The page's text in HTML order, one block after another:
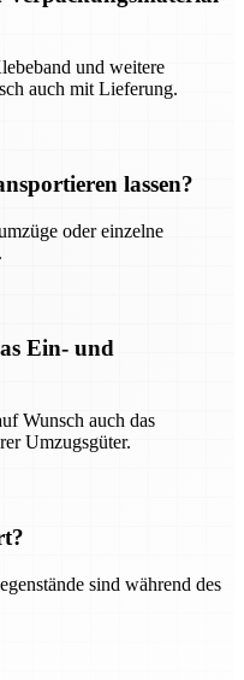
und weitere
auch mit Lieferung.
lassen?
oder einzelne
Ein- und
Wunsch auch das
Umzugsgüter.
sind während des